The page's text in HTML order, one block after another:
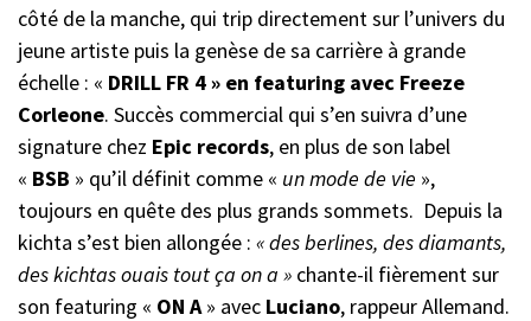
côté de la manche, qui trip directement sur l’univers du
jeune artiste puis la genèse de sa carrière à grande
échelle : « DRILL FR 4 » en featuring avec Freeze
Corleone. Succès commercial qui s’en suivra d’une
signature chez Epic records, en plus de son label
« BSB » qu’il définit comme « un mode de vie »,
toujours en quête des plus grands sommets. Depuis la
kichta s’est bien allongée : « des berlines, des diamants,
des kichtas ouais tout ça on a » chante-il fièrement sur
son featuring « ON A» avec Luciano, rappeur Allemand.